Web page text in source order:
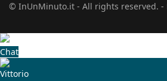
© InUnMinuto.it - All rights reserved. -
Chat
Vittorio